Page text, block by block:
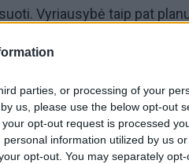
parties, or processing of your
us, please use the below opt-out
opt-out request is processed
information utilized by us
opt-out. You may separately
Vyriausybė taip pat
vadovaujantis aiškia
kainos viršys vykdymo